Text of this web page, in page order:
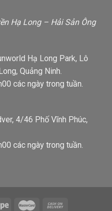
Hạ Long – Hải Sản Ông
Hạ Long Park, Lô
Quảng Ninh.
các ngày trong tuần.
4/46 Phố Vĩnh Phúc,
các ngày trong tuần.